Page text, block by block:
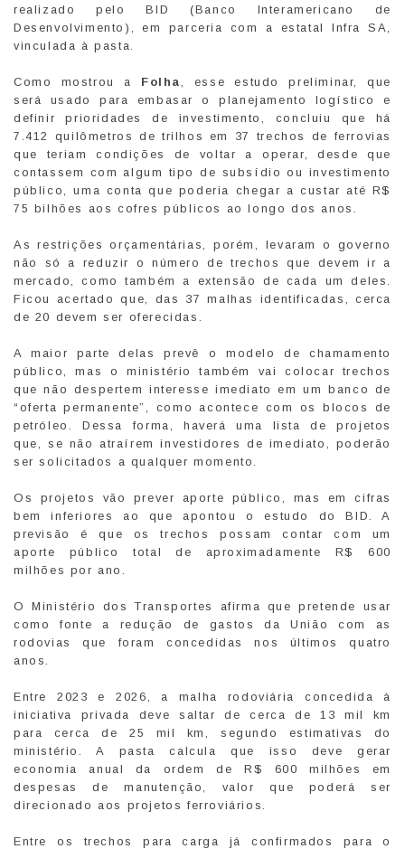
realizado pelo BID (Banco Interamericano de
Desenvolvimento), em parceria com a estatal Infra SA,
vinculada à pasta.
Como mostrou a Folha
, esse estudo preliminar, que
será usado para embasar o planejamento logístico e
definir prioridades de investimento, concluiu que há
7.412 quilômetros de trilhos em 37 trechos de ferrovias
que teriam condições de voltar a operar, desde que
contassem com algum tipo de subsídio ou investimento
público, uma conta que poderia chegar a custar até R$
75 bilhões aos cofres públicos ao longo dos anos.
As restrições orçamentárias, porém, levaram o governo
não só a reduzir o número de trechos que devem ir a
mercado, como também a extensão de cada um deles.
Ficou acertado que, das 37 malhas identificadas, cerca
de 20 devem ser oferecidas.
A maior parte delas prevê o modelo de chamamento
público, mas o ministério também vai colocar trechos
que não despertem interesse imediato em um banco de
“oferta permanente”, como acontece com os blocos de
petróleo. Dessa forma, haverá uma lista de projetos
que, se não atraírem investidores de imediato, poderão
ser solicitados a qualquer momento.
Os projetos vão prever aporte público, mas em cifras
bem inferiores ao que apontou o estudo do BID. A
previsão é que os trechos possam contar com um
aporte público total de aproximadamente R$ 600
milhões por ano.
O Ministério dos Transportes afirma que pretende usar
como fonte a redução de gastos da União com as
rodovias que foram concedidas nos últimos quatro
anos.
Entre 2023 e 2026, a malha rodoviária concedida à
iniciativa privada deve saltar de cerca de 13 mil km
para cerca de 25 mil km, segundo estimativas do
ministério. A pasta calcula que isso deve gerar
economia anual da ordem de R$ 600 milhões em
despesas de manutenção, valor que poderá ser
direcionado aos projetos ferroviários.
Entre os trechos para carga já confirmados para o